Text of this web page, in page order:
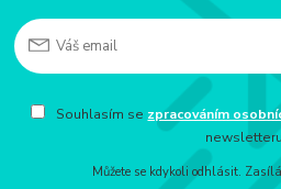
Souhlasím se zpracováním
Můžete se kdykoli odhlásit.